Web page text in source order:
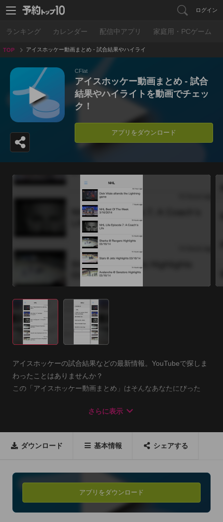
ログイン
ランキング カレンダー 配信中アプリ 家庭用・PCゲーム
TOP
アイスホッケー動画まとめ - 試合結果やハイライ
トを動画でチェック！
CFlat
アイスホッケー動画まとめ - 試合
結果やハイライトを動画でチェッ
ク！
アプリをダウンロード
アイスホッケーの試合結果などの最新情報。YouTubeで探しま
わったことはありませんか？
この「アイスホッケー動画まとめ」はそんなあなたにぴった
とめ」。ぜひ一度お試しください！
こんな方におすすめです。
- アイスホッケーが好きな方
- スポーツ全般が好きな方
さらに表示
ダウンロード 基本情報 シェアする
アプリをダウンロード